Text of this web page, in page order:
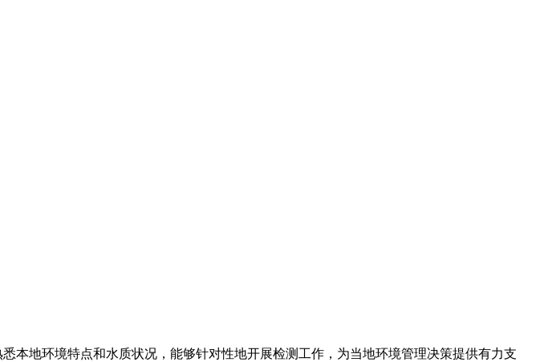
本地环境特点和水质状况，能够针对性地开展检测工作，为当地环境管理决策提供有力支